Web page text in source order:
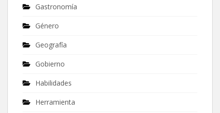
Gastronomía
Género
Geografía
Gobierno
Habilidades
Herramienta